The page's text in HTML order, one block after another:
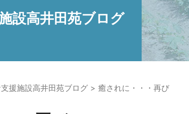
設高井田苑ブログ
援施設高井田苑ブログ 癒されに・・・再び